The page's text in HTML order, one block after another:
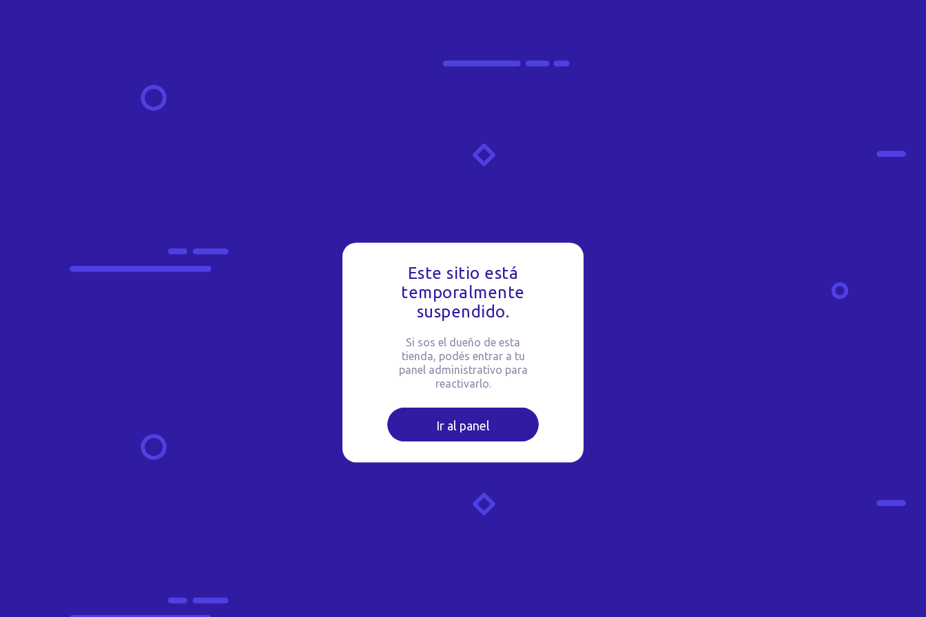
Este sitio está
temporalmente
suspendido.
Si sos el dueño de esta
tienda, podés entrar a tu
panel administrativo para
reactivarlo.
Ir al panel